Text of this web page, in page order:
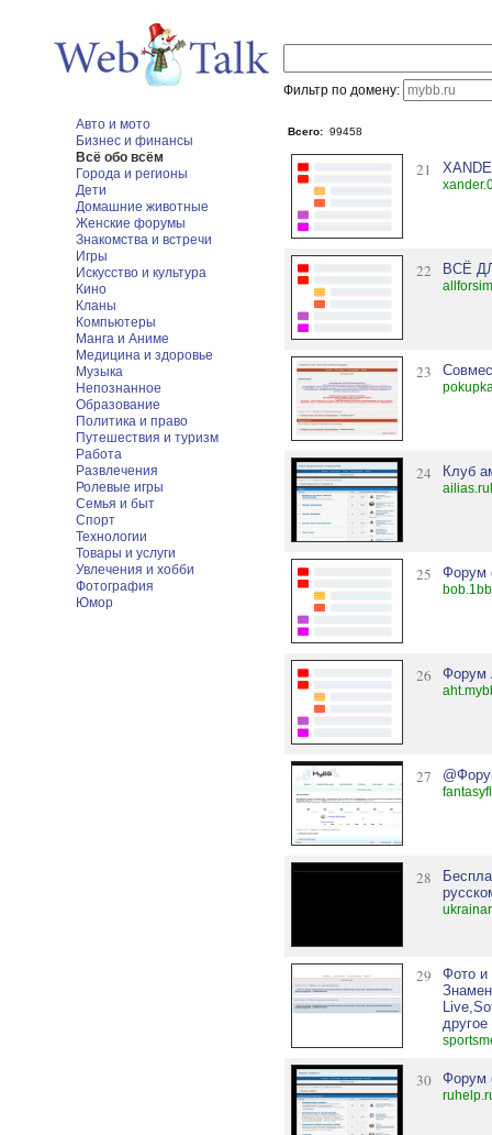
Фильтр по домену:
Авто и мото
Бизнес и финансы
Всё обо всём
Города и регионы
Дети
Домашние животные
Женские форумы
Знакомства и встречи
Игры
Искусство и культура
Кино
Кланы
Компьютеры
Манга и Аниме
Медицина и здоровье
Музыка
Непознанное
Образование
Политика и право
Путешествия и туризм
Работа
Развлечения
Ролевые игры
Семья и быт
Спорт
Технологии
Товары и услуги
Увлечения и хобби
Фотография
Юмор
Всего: 99458
21
22 ВСЁ
23
24 Клуб
25 Форум
26 Форум
27
28
29
Фото и
другое
30 Форум